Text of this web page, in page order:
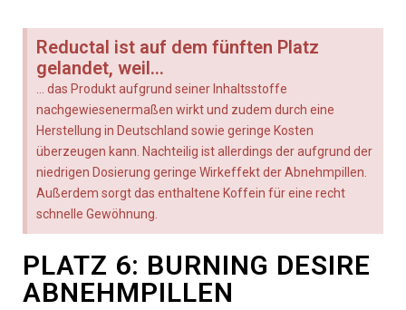
Reductal ist auf dem fünften Platz
gelandet, weil...
... das Produkt aufgrund seiner Inhaltsstoffe
nachgewiesenermaßen wirkt und zudem durch eine
Herstellung in Deutschland sowie geringe Kosten
überzeugen kann. Nachteilig ist allerdings der aufgrund der
niedrigen Dosierung geringe Wirkeffekt der Abnehmpillen.
Außerdem sorgt das enthaltene Koffein für eine recht
schnelle Gewöhnung.
PLATZ 6: BURNING DESIRE
ABNEHMPILLEN